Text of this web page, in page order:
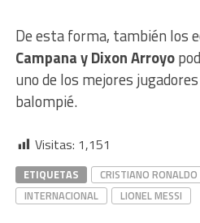
De esta forma, también los
Campana y Dixon Arroyo
uno de los mejores
balompié.
Visitas: 1,151
ETIQUETAS CRISTIANO RONALDO
INTERNACIONAL
LIONEL MESSI